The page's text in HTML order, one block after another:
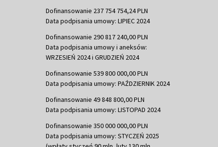
Dofinansowanie 237 754 754,24 PLN
Data podpisania umowy: LIPIEC 2024
Dofinansowanie 290 817 240,00 PLN
Data podpisania umowy i aneksów:
WRZESIEŃ 2024 i GRUDZIEŃ 2024
Dofinansowanie 539 800 000,00 PLN
Data podpisania umowy: PAŹDZIERNIK 2024
Dofinansowanie 49 848 800,00 PLN
Data podpisania umowy: LISTOPAD 2024
Dofinansowanie 350 000 000,00 PLN
Data podpisania umowy: STYCZEŃ 2025